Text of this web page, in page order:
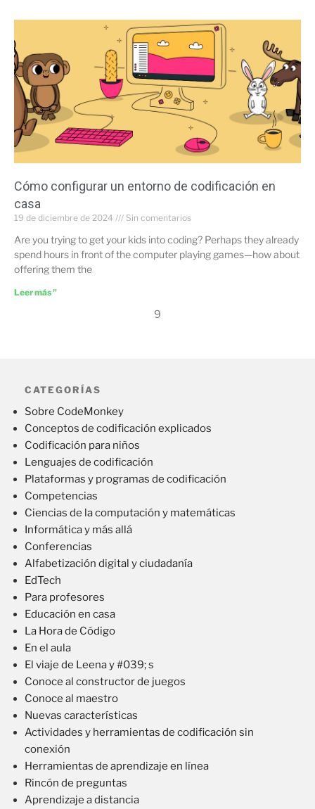
Cómo configurar un entorno de codificación en
casa
19 de diciembre de 2024 Sin comentarios
Are you trying to get your kids into coding? Perhaps they already
spend hours in front of the computer playing games—how about
offering them the
Leer más "
9
CATEGORÍAS
Sobre CodeMonkey
Conceptos de codificación explicados
Codificación para niños
Lenguajes de codificación
Plataformas y programas de codificación
Competencias
Ciencias de la computación y matemáticas
Informática y más allá
Conferencias
Alfabetización digital y ciudadanía
EdTech
Para profesores
Educación en casa
La Hora de Código
En el aula
El viaje de Leena y #039; s
Conoce al constructor de juegos
Conoce al maestro
Nuevas características
Actividades y herramientas de codificación sin
conexión
Herramientas de aprendizaje en línea
Rincón de preguntas
Aprendizaje a distancia